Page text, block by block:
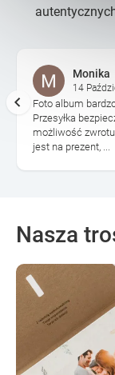
Monika
14
Foto album
Przesyłka
możliwość zwrotu
jest na prezent, ...
Nasza